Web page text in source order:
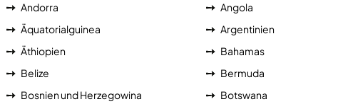
Andorra
Angola
Äquatorialguinea
Argentinien
Äthiopien
Bahamas
Belize
Bermuda
Bosnien und Herzegowina
Botswana